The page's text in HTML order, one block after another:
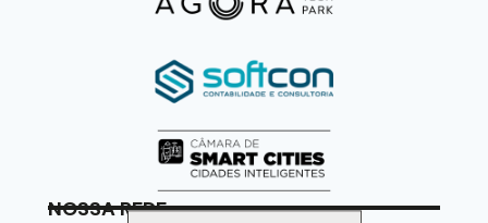
NOSSA REDE